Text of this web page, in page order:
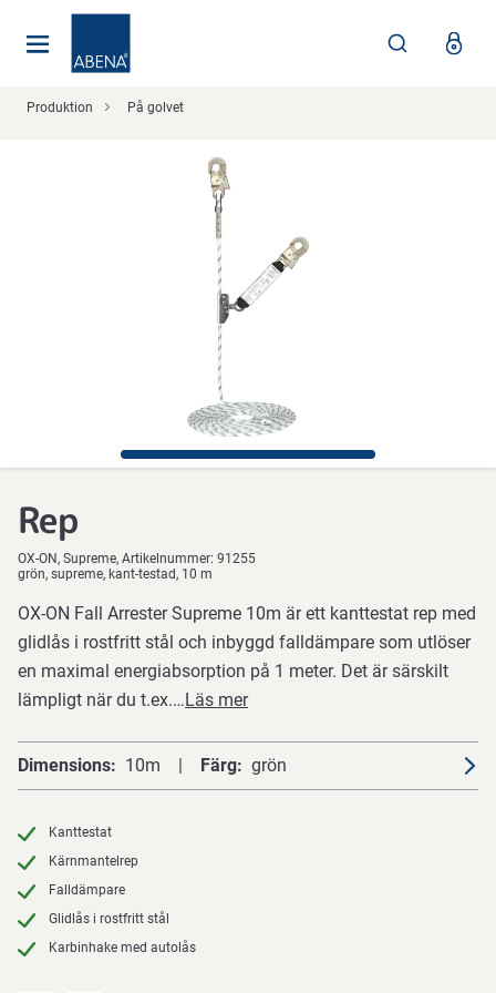
Produktion På golvet
Rep
OX-ON Supreme Artikelnummer: 91255
grön, supreme, kant-testad, 10 m
OX-ON Fall Arrester Supreme 10m är ett kanttestat rep med
glidlås i rostfritt stål och inbyggd falldämpare som utlöser
en maximal energiabsorption på 1 meter. Det är särskilt
lämpligt när du t.ex.…Läs mer
Dimensions 10m Färg grön
Kanttestat
Kärnmantelrep
Falldämpare
Glidlås i rostfritt stål
Karbinhake med autolås